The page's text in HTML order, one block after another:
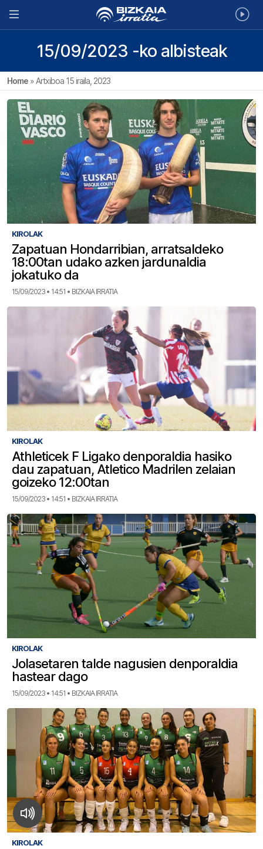
15/09/2023 -ko albisteak
Home »Artxiboa 15 iraila, 2023
KIROLAK
Zapatuan Hondarribian, arratsaldeko
18:00tan udako azken jardunaldia
jokatuko da
15/09/2023 • 14:51 • BIZKAIA IRRATIA
KIROLAK
Athleticek F Ligako denporaldia hasiko
dau zapatuan, Atletico Madrilen zelaian
goizeko 12:00tan
15/09/2023 • 14:51 • BIZKAIA IRRATIA
KIROLAK
Jolasetaren talde nagusien denporaldia
hastear dago
15/09/2023 • 14:51 • BIZKAIA IRRATIA
KIROLAK